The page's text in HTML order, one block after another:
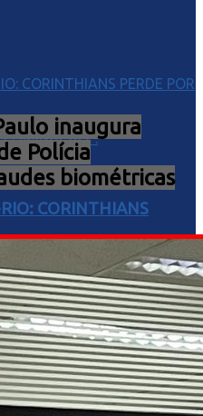
CORINTHIANS
À BEIRA DA
inaugura
Polícia
biométricas